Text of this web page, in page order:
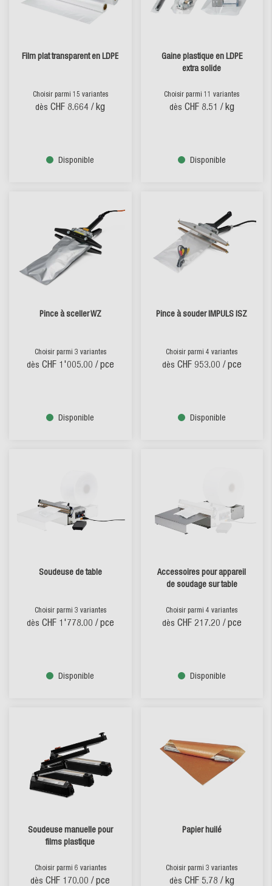
Film plat transparent en LDPE
Choisir parmi 15 variantes
dès CHF 8.664 / kg
Disponible
Gaine plastique en LDPE
extra solide
Choisir parmi 11 variantes
dès CHF 8.51 / kg
Disponible
Pince à sceller WZ
Choisir parmi 3 variantes
dès CHF 1'005.00 / pce
Disponible
Pince à souder IMPULS ISZ
Choisir parmi 4 variantes
dès CHF 953.00 / pce
Disponible
Soudeuse de table
Choisir parmi 3 variantes
dès CHF 1'778.00 / pce
Disponible
Accessoires pour appareil
de soudage sur table
Choisir parmi 4 variantes
dès CHF 217.20 / pce
Disponible
Soudeuse manuelle pour
films plastique
Choisir parmi 6 variantes
dès CHF 170.00 / pce
Papier huilé
Choisir parmi 3 variantes
dès CHF 5.78 / kg